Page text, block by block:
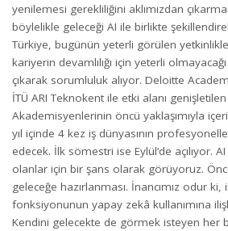
yenilemesi gerekliliğini aklımızdan
böylelikle geleceği AI ile birlikte
Türkiye, bugünün yeterli görülen
kariyerin devamlılığı için yeterli
çıkarak sorumluluk alıyor. Deloitte
İTÜ ARI Teknokent ile etki alanı
Akademisyenlerinin öncü yaklaşımıyla
yıl içinde 4 kez iş dünyasının
edecek. İlk sömestri ise Eylül’de açılıyor. AI
olanlar için bir şans olarak görüyoruz.
geleceğe hazırlanması. İnancımız odur
fonksiyonunun yapay zekâ kullanımına
Kendini gelecekte de görmek isteyen her